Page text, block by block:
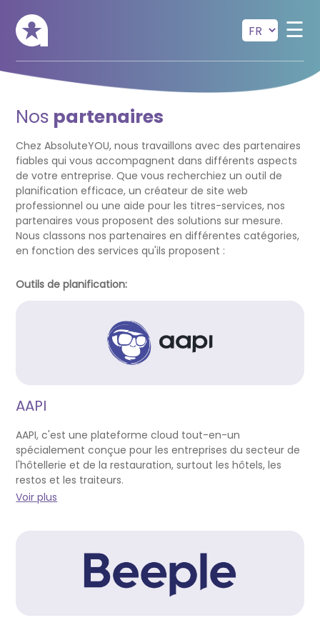
☰
Nos partenaires
Chez AbsoluteYOU, nous travaillons avec des partenaires
fiables qui vous accompagnent dans différents aspects
de votre entreprise. Que vous recherchiez un outil de
planification efficace, un créateur de site web
professionnel ou une aide pour les titres-services, nos
partenaires vous proposent des solutions sur mesure.
Nous classons nos partenaires en différentes catégories,
en fonction des services qu'ils proposent :
Outils de planification:
AAPI
AAPI, c'est une plateforme cloud tout-en-un
spécialement conçue pour les entreprises du secteur de
l'hôtellerie et de la restauration, surtout les hôtels, les
restos et les traiteurs.
Voir plus